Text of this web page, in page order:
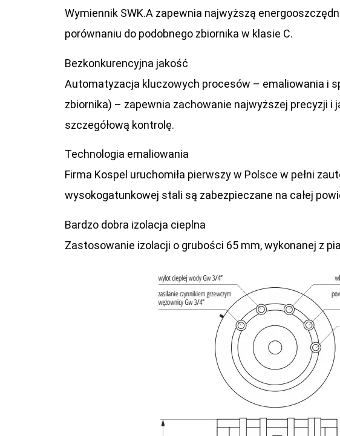
Wymiennik SWK.A zapewnia najwyższą
porównaniu do podobnego zbiornika w klasie C.
Bezkonkurencyjna jakość
Automatyzacja kluczowych procesów – emaliowania i
zbiornika) – zapewnia zachowanie najwyższej precyzji i
szczegółową kontrolę.
Technologia emaliowania
Firma Kospel uruchomiła pierwszy w Polsce w pełni
wysokogatunkowej stali są zabezpieczane na całej
Bardzo dobra izolacja cieplna
Zastosowanie izolacji o grubości 65 mm, wykonanej z